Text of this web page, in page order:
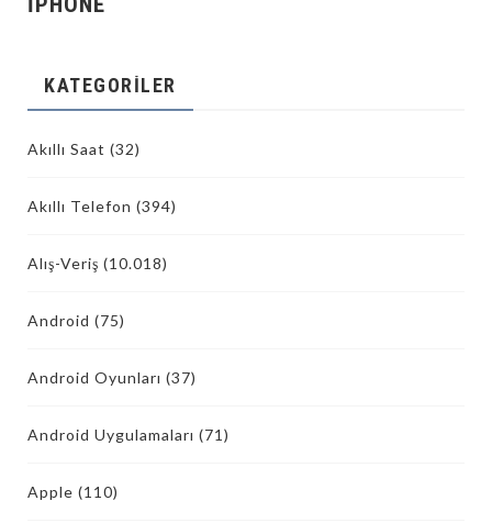
KATEGORILER
Akıllı Saat (32)
Akıllı Telefon (394)
Alış-Veriş (10.018)
Android (75)
Android Oyunları (37)
Android Uygulamaları (71)
Apple (110)